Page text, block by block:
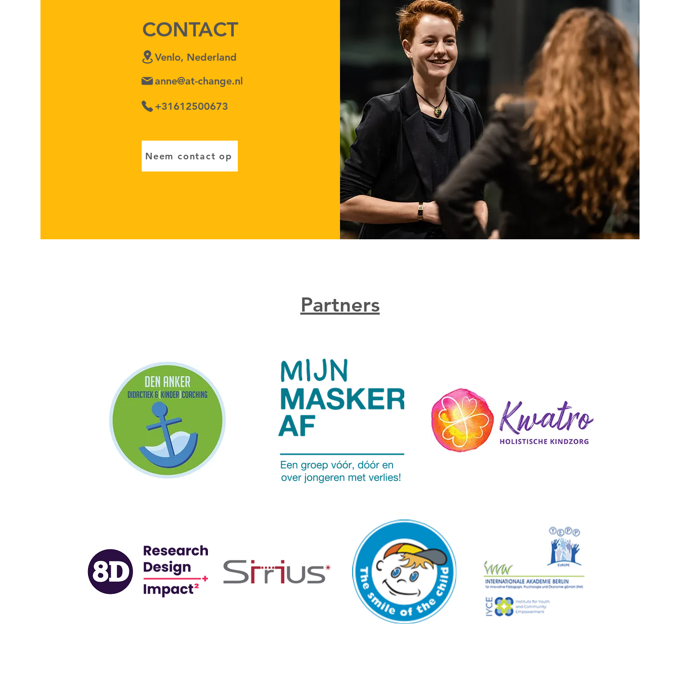
CONTACT
Venlo, Nederland
anne@at-change.nl
+31612500673
Neem contact op
Partners